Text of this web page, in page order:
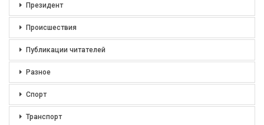
Президент
Происшествия
Публикации читателей
Разное
Спорт
Транспорт